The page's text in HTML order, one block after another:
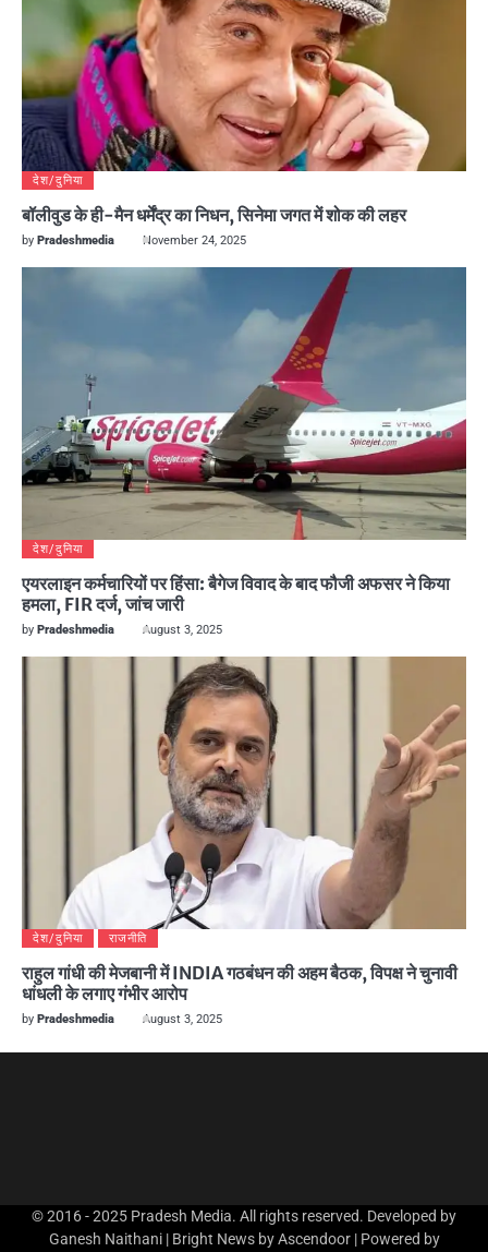
देश/दुनिया
बॉलीवुड के ही-मैन धर्मेंद्र का निधन, सिनेमा जगत में शोक की लहर
by Pradeshmedia November 24, 2025
देश/दुनिया
एयरलाइन कर्मचारियों पर हिंसा: बैगेज विवाद के बाद फौजी अफसर ने किया
हमला, FIR दर्ज, जांच जारी
by Pradeshmedia August 3, 2025
देश/दुनिया राजनीति
राहुल गांधी की मेजबानी में INDIA गठबंधन की अहम बैठक, विपक्ष ने चुनावी
धांधली के लगाए गंभीर आरोप
by Pradeshmedia August 3, 2025
© 2016 - 2025 Pradesh Media. All rights reserved. Developed by
Ganesh Naithani | Bright News byAscendoor| Powered by